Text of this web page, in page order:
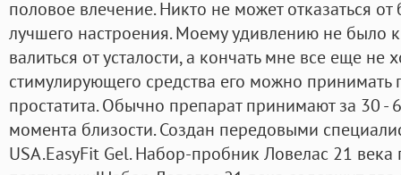
половое влечение. Никто не может отказаться
лучшего настроения. Моему удивлению не было
валиться от усталости, а кончать мне все еще не
стимулирующего средства его можно
простатита. Обычно препарат принимают за 30 -
момента близости. Создан передовыми
USA.EasyFit Gel. Набор-пробник Ловелас 21